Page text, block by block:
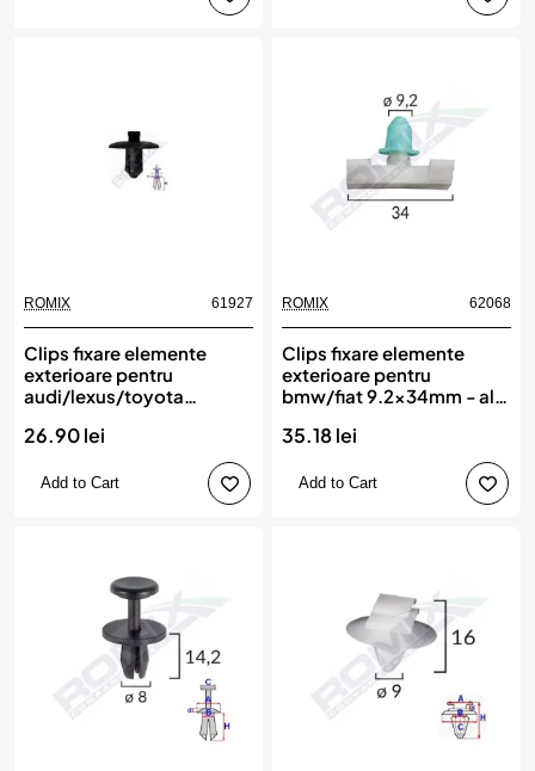
ROMIX 61927
Clips fixare elemente
exterioare pentru
audi/lexus/toyota
buc, ROMIX
26.90 lei
Add to Cart
ROMIX 62068
Clips fixare elemente
exterioare pentru
bmw/fiat 9.2x34mm - alb
35.18 lei
Add to Cart